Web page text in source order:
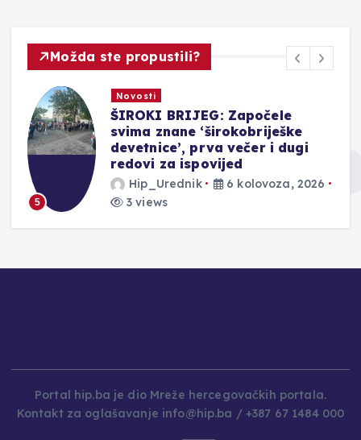
Možda ste propustili?
5
Novosti
ŠIROKI BRIJEG: Započele
svima znane ‘širokobriješke
devetnice’, prva večer i dugi
redovi za ispovijed
Hip_Urednik
6 kolovoza, 2026
3 views
Portal hip.ba je dio Mreže hercegovačkih portala.
Kontakt za oglašavanje info@hip.ba / +387 67 1484 000